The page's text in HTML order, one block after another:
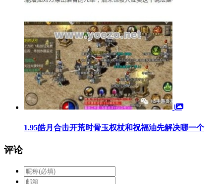
1.95皓月合击开荒时骨玉权杖和祝福油先解决哪一个
评论